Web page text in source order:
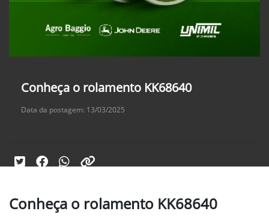
Conheça o rolamento KK68640
Data da postagem: 13/03/2025
Conheça o rolamento KK68640